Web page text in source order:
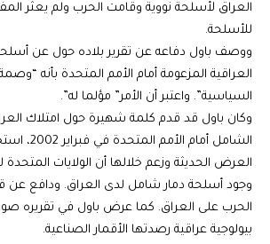
العراق لأسلحة نووية وقامت الحرب ولم يعثر
للأسلحة.
ووصف باول دفاعه عن تقرير بلاده حول عن
العراقية المزعومة أمام الأمم المتحدة بأنه
السياسية”. واعتبر أن الأمر” مؤلما له”.
وكان باول قد قدم كلمة شهيرة حول امتلاك
الشامل أمام
العرض الحديثة وزعم خلالها أن الولايات المتحدة
وجود أسلحة دمار شامل لدى العراق. ودافع عن
الحرب على العراق. كما عرض باول في تقريره
بيولوجية عراقية رصدتها الأقمار الصناعية.